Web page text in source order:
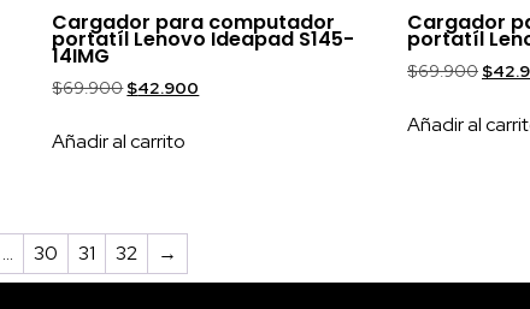
Cargador para computador
portatíl Lenovo Ideapad S145-
14IMG
$69.900 $42.900
Añadir al carrito
Cargador
portatíl
$69.900 $
Añadir al
… 30 31 32 →